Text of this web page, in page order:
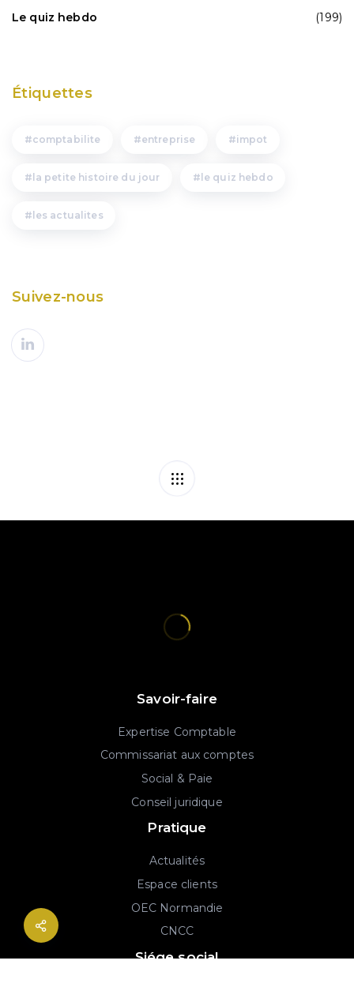
Le quiz hebdo
(199)
Étiquettes
comptabilite entreprise impot
la petite histoire du jour le quiz hebdo
les actualites
Suivez-nous
Savoir-faire
Expertise Comptable
Commissariat aux comptes
Social & Paie
Conseil juridique
Pratique
Actualités
Espace clients
OEC Normandie
CNCC
Siége social